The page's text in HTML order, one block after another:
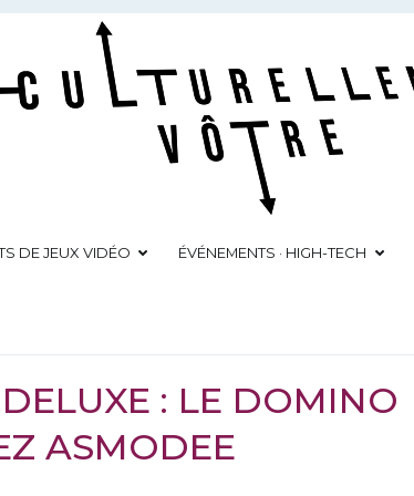
DE JEUX VIDÉO ÉVÉNEMENTS · HIGH-TECH
: LE DOMINO
ASMODEE